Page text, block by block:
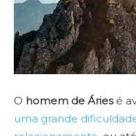
O homem de Áriesé
uma grande